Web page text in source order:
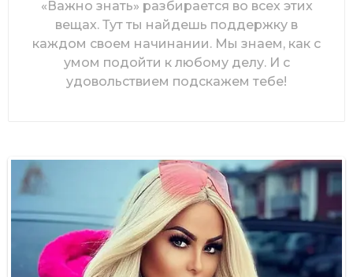
«Важно знать» разбирается во всех этих
вещах. Тут ты найдешь поддержку в
каждом своем начинании. Мы знаем, как с
умом подойти к любому делу. И с
удовольствием подскажем тебе!